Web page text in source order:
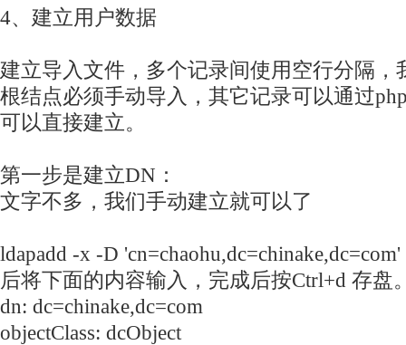
4、建立用户数据
建立导入文件，多个记录间使用空行分隔，
根结点必须手动导入，其它记录可以通过
可以直接建立。
第一步是建立DN：
文字不多，我们手动建立就可以了
ldapadd -x -D
后将下面的内容输入，完成后按Ctrl+d 存盘
dn: dc=chinake,dc=com
objectClass: dcObject